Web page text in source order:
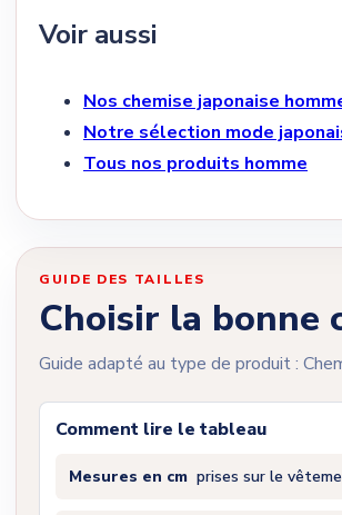
Voir aussi
Nos chemise japonaise
Notre sélection mode
Tous nos produits homme
GUIDE DES TAILLES
Choisir la bonne
Guide adapté au type de produit :
Comment lire le tableau
Mesures en cm prises sur le